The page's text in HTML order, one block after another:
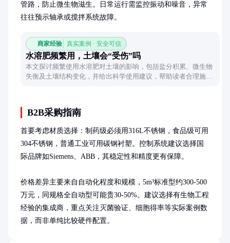
管路，防止微生物滋生。日常运行需监控振动和噪音，异常
往往预示轴承或搅拌系统故障。
商家经验 真实案例 · 安全可信
水溶肥频繁用，土壤会“受伤”吗
本文探讨频繁使用水溶肥对土壤的影响，包括盐分积累、微生物
失衡及土壤结构变化，并给出科学使用建议，帮助读者合理施
B2B采购指南
首要考虑材质选择：制药级必须用316L不锈钢，食品级可用
304不锈钢，普通工业可用碳钢衬塑。控制系统建议选择国
际品牌如Siemens、ABB，其稳定性和精度更有保障。
价格差异主要来自自动化程度和规模，5m³标准型约300-500
万元，同规格全自动型可能贵30-50%。建议选择有生物工程
经验的集成商，重点关注灭菌验证、细胞得率等实际案例数
据，而非单纯比较硬件配置。